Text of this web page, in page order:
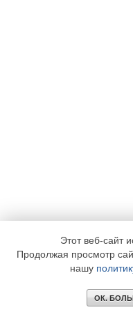
Этот веб-сайт
Продолжая просмотр
нашу
ОК.